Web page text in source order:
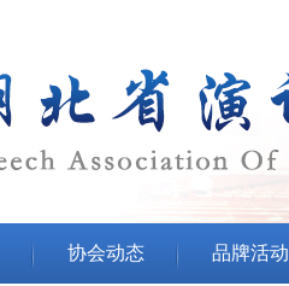
协会动态 品牌活动